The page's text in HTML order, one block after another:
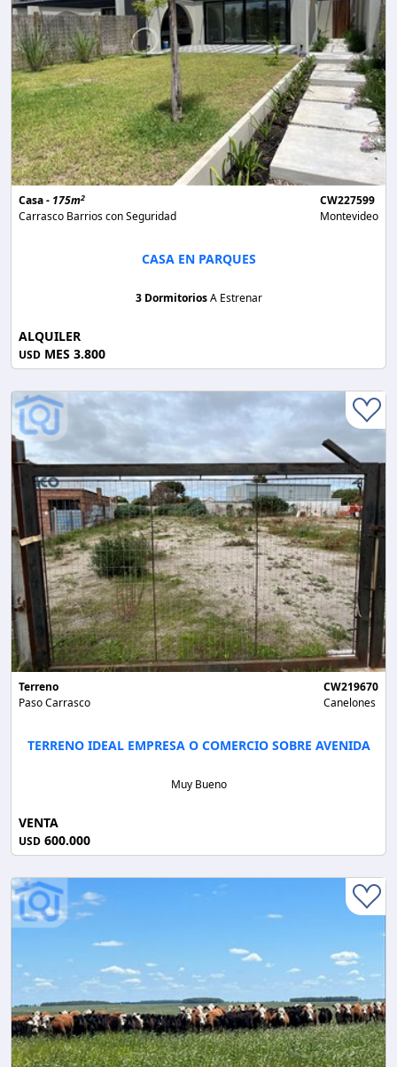
Casa - 175m2
Carrasco Barrios con Seguridad
CW227599
Montevideo
CASA EN PARQUES
3 DormitoriosA Estrenar
ALQUILER
USD MES 3.800
Terreno
Paso Carrasco
CW219670
Canelones
TERRENO IDEAL EMPRESA O COMERCIO SOBRE AVENIDA
Muy Bueno
VENTA
USD 600.000